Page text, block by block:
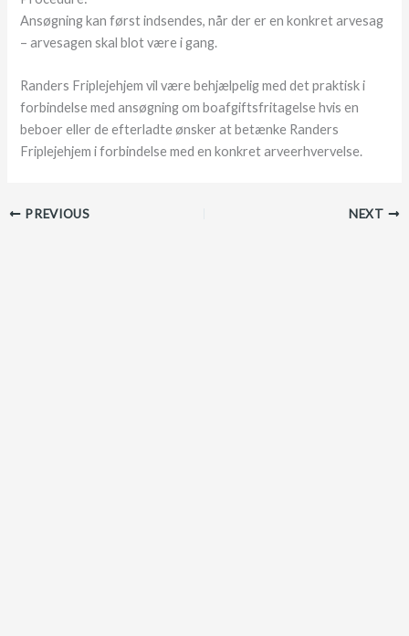
Ansøgning kan først indsendes, når der er en konkret arvesag
– arvesagen skal blot være i gang.
Randers Friplejehjem vil være behjælpelig med det praktisk i
forbindelse med ansøgning om boafgiftsfritagelse hvis en
beboer eller de efterladte ønsker at betænke Randers
Friplejehjem i forbindelse med en konkret arveerhvervelse.
PREVIOUS NEXT